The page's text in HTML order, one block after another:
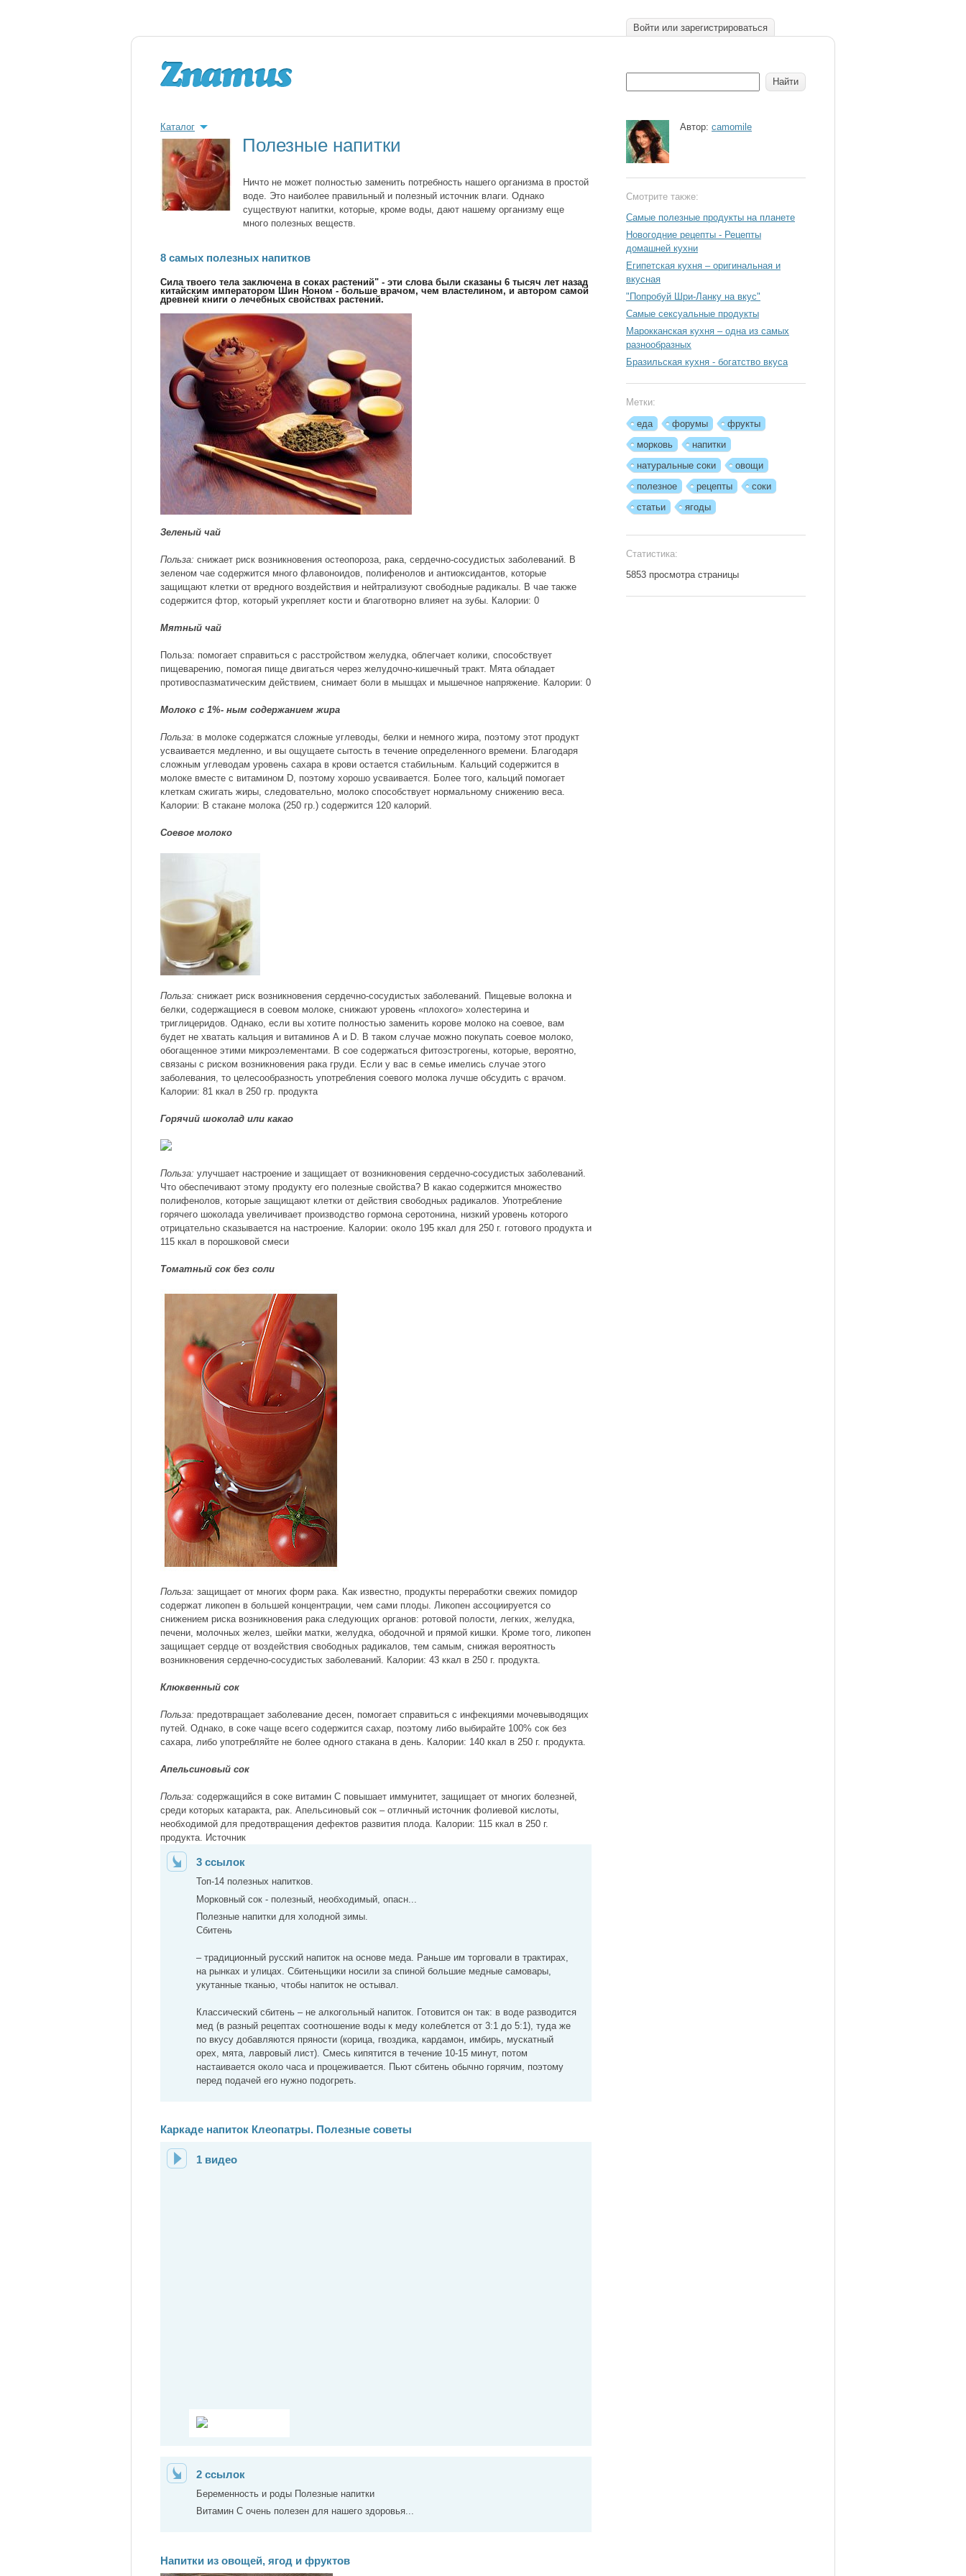
Войти или зарегистрироваться
Каталог
Полезные напитки
Ничто не может полностью заменить потребность нашего организма в простой
воде. Это наиболее правильный и полезный источник влаги. Однако
существуют напитки, которые, кроме воды, дают нашему организму еще
много полезных веществ.
8 самых полезных напитков
Сила твоего тела заключена в соках растений" - эти слова были сказаны 6 тысяч лет назад
китайским императором Шин Ноном - больше врачом, чем властелином, и автором самой
древней книги о лечебных свойствах растений.
Зеленый чай
Польза: снижает риск возникновения остеопороза, рака, сердечно-сосудистых заболеваний. В
зеленом чае содержится много флавоноидов, полифенолов и антиоксидантов, которые
защищают клетки от вредного воздействия и нейтрализуют свободные радикалы. В чае также
содержится фтор, который укрепляет кости и благотворно влияет на зубы. Калории: 0
Мятный чай
Польза: помогает справиться с расстройством желудка, облегчает колики, способствует
пищеварению, помогая пище двигаться через желудочно-кишечный тракт. Мята обладает
противоспазматическим действием, снимает боли в мышцах и мышечное напряжение. Калории: 0
Молоко с 1%- ным содержанием жира
Польза: в молоке содержатся сложные углеводы, белки и немного жира, поэтому этот продукт
усваивается медленно, и вы ощущаете сытость в течение определенного времени. Благодаря
сложным углеводам уровень сахара в крови остается стабильным. Кальций содержится в
молоке вместе с витамином D, поэтому хорошо усваивается. Более того, кальций помогает
клеткам сжигать жиры, следовательно, молоко способствует нормальному снижению веса.
Калории: В стакане молока (250 гр.) содержится 120 калорий.
Соевое молоко
Польза: снижает риск возникновения сердечно-сосудистых заболеваний. Пищевые волокна и
белки, содержащиеся в соевом молоке, снижают уровень «плохого» холестерина и
триглицеридов. Однако, если вы хотите полностью заменить корове молоко на соевое, вам
будет не хватать кальция и витаминов А и D. В таком случае можно покупать соевое молоко,
обогащенное этими микроэлементами. В сое содержаться фитоэстрогены, которые, вероятно,
связаны с риском возникновения рака груди. Если у вас в семье имелись случае этого
заболевания, то целесообразность употребления соевого молока лучше обсудить с врачом.
Калории: 81 ккал в 250 гр. продукта
Горячий шоколад или какао
Польза: улучшает настроение и защищает от возникновения сердечно-сосудистых заболеваний.
Что обеспечивают этому продукту его полезные свойства? В какао содержится множество
полифенолов, которые защищают клетки от действия свободных радикалов. Употребление
горячего шоколада увеличивает производство гормона серотонина, низкий уровень которого
отрицательно сказывается на настроение. Калории: около 195 ккал для 250 г. готового продукта и
115 ккал в порошковой смеси
Томатный сок без соли
Польза: защищает от многих форм рака. Как известно, продукты переработки свежих помидор
содержат ликопен в большей концентрации, чем сами плоды. Ликопен ассоциируется со
снижением риска возникновения рака следующих органов: ротовой полости, легких, желудка,
печени, молочных желез, шейки матки, желудка, ободочной и прямой кишки. Кроме того, ликопен
защищает сердце от воздействия свободных радикалов, тем самым, снижая вероятность
возникновения сердечно-сосудистых заболеваний. Калории: 43 ккал в 250 г. продукта.
Клюквенный сок
Польза: предотвращает заболевание десен, помогает справиться с инфекциями мочевыводящих
путей. Однако, в соке чаще всего содержится сахар, поэтому либо выбирайте 100% сок без
сахара, либо употребляйте не более одного стакана в день. Калории: 140 ккал в 250 г. продукта.
Апельсиновый сок
Польза: содержащийся в соке витамин С повышает иммунитет, защищает от многих болезней,
среди которых катаракта, рак. Апельсиновый сок – отличный источник фолиевой кислоты,
необходимой для предотвращения дефектов развития плода. Калории: 115 ккал в 250 г.
продукта. Источник
3 ссылок
Топ-14 полезных напитков.
Морковный сок - полезный, необходимый, опасн...
Полезные напитки для холодной зимы.
Сбитень
– традиционный русский напиток на основе меда. Раньше им торговали в трактирах,
на рынках и улицах. Сбитеньщики носили за спиной большие медные самовары,
укутанные тканью, чтобы напиток не остывал.
Классический сбитень – не алкогольный напиток. Готовится он так: в воде разводится
мед (в разный рецептах соотношение воды к меду колеблется от 3:1 до 5:1), туда же
по вкусу добавляются пряности (корица, гвоздика, кардамон, имбирь, мускатный
орех, мята, лавровый лист). Смесь кипятится в течение 10-15 минут, потом
настаивается около часа и процеживается. Пьют сбитень обычно горячим, поэтому
перед подачей его нужно подогреть.
Каркаде напиток Клеопатры. Полезные советы
1 видео
2 ссылок
Беременность и роды Полезные напитки
Витамин С очень полезен для нашего здоровья...
Напитки из овощей, ягод и фруктов
Автор: camomile
Смотрите также:
Самые полезные продукты на планете
Новогодние рецепты - Рецепты
домашней кухни
Египетcкая кухня – оригинальная и
вкусная
"Попробуй Шри-Ланку на вкус"
Самые сексуальные продукты
Марокканская кухня – одна из самых
разнообразных
Бразильская кухня - богатство вкуса
Метки:
еда
форумы
фрукты
морковь
напитки
натуральные соки
овощи
полезное
рецепты
соки
статьи
ягоды
Статистика:
5853 просмотра страницы